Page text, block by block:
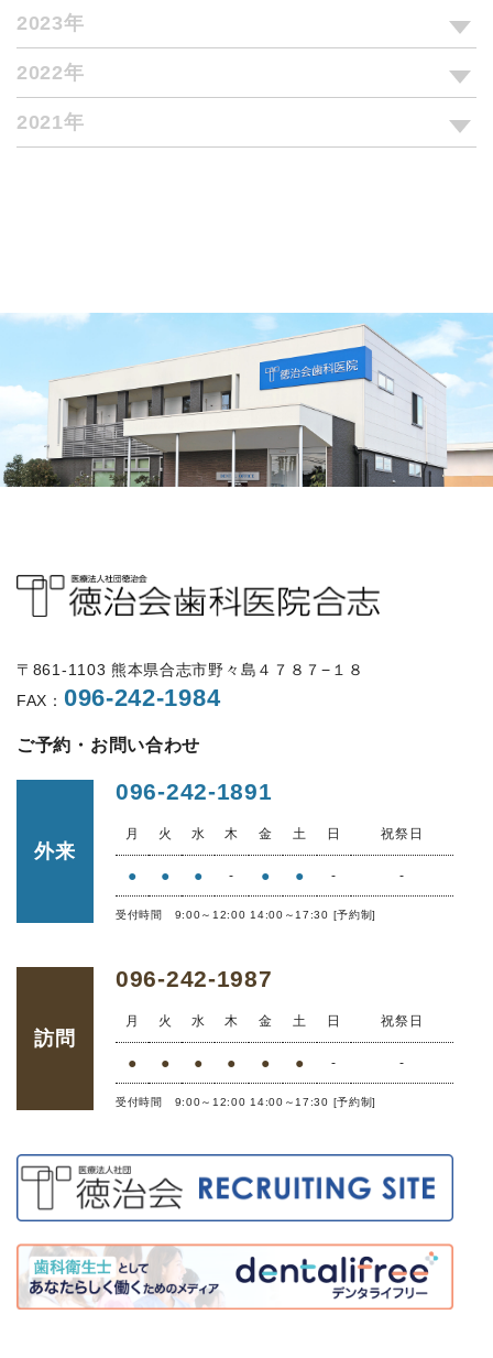
2023年
2022年
2021年
〒861-1103 熊本県合志市野々島４７８７−１８
FAX： 096-242-1984
ご予約・お問い合わせ
外来
096-242-1891
月 火 水 木 金 土 日 祝祭日
● ● ● - ● ● - -
受付時間 9:00～12:00 14:00～17:30 [予約制]
訪問
096-242-1987
月 火 水 木 金 土 日 祝祭日
● ● ● ● ● ● - -
受付時間 9:00～12:00 14:00～17:30 [予約制]